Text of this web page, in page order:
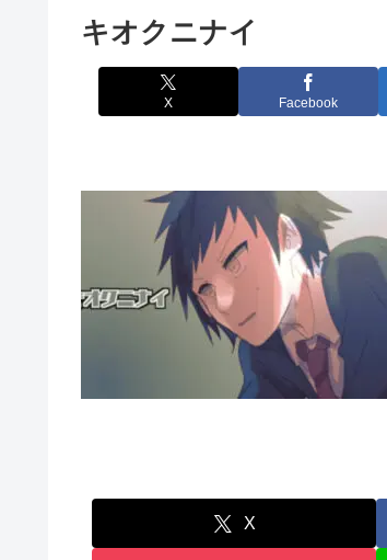
キオクニナイ
X Facebook
X